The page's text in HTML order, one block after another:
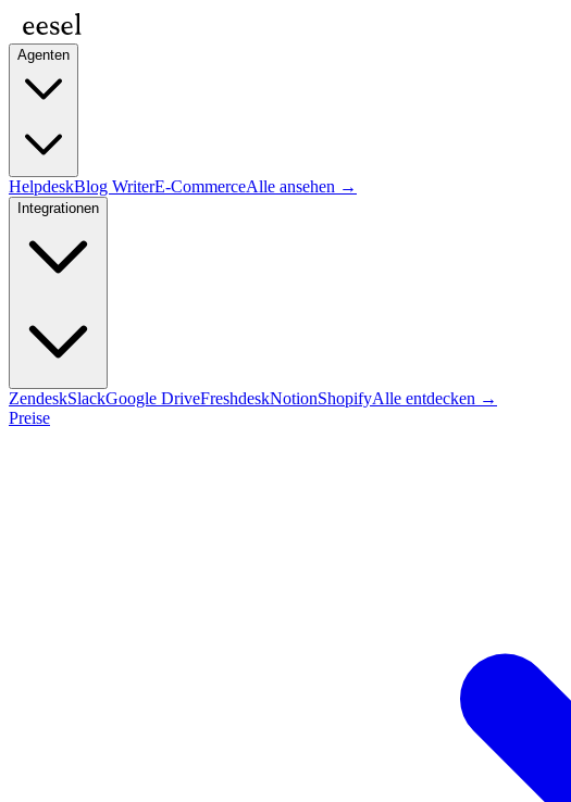
Agenten
HelpdeskBlog WriterE-CommerceAlle ansehen →
Integrationen
ZendeskSlackGoogle DriveFreshdeskNotionShopifyAlle entdecken →
Preise